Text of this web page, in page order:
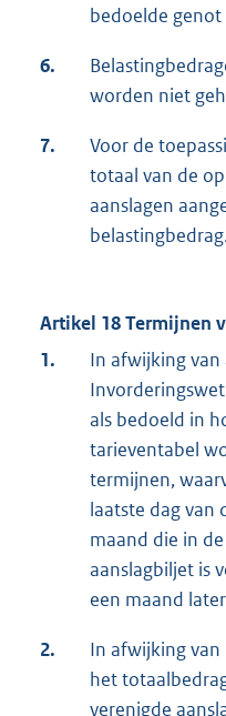
bedoelde
6.
worden niet
7.
Voor de
totaal van de
aanslagen
Artikel 18 Termijnen
1.
In afwijking van
als bedoeld in
tarieventabel
termijnen,
laatste dag van
maand die in
aanslagbiljet is
een maand
2.
In afwijking van
het
verenigde